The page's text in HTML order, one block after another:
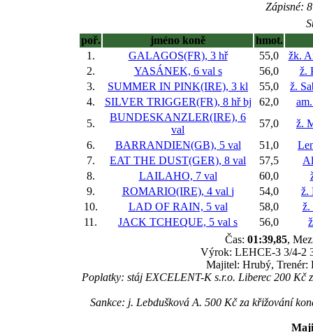
Zápisné:
poř.
jméno koně
hmot.
1.
GALAGOS(FR), 3 hř 55,0
žk.
2.
YASÁNEK, 6 val s 56,0
ž.
3.
SUMMER IN PINK(IRE), 3 kl 55,0
ž.
4.
SILVER TRIGGER(FR), 8 hřbj 62,0
5.
BUNDESKANZLER(IRE), 6
val
57,0
ž.
6.
BARRANDIEN(GB), 5 val 51,0
7.
EAT THE DUST(GER), 8 val 57,5
8.
LAILAHO, 7 val 60,0
9.
ROMARIO(IRE), 4 val j 54,0
ž.
10.
LAD OF RAIN, 5 val 58,0
ž.
11.
JACK TCHEQUE, 5 val s 56,0
Čas: 01:39,85,
Výrok: LEHCE-3 3/4-2
Majitel: Hrubý, Trenér:
Poplatky: stáj EXCELENT-K s.r.o. Liberec 200 Kč
Sankce: j. Lebdušková A. 500 Kč za křižování